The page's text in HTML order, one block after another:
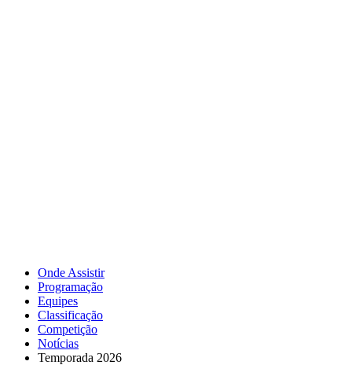
Onde Assistir
Programação
Equipes
Classificação
Competição
Notícias
Temporada 2026